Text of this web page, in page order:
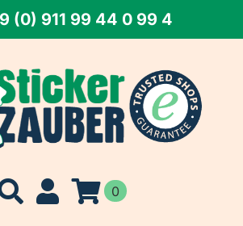
(0) 911 99 44 0 99 4
0